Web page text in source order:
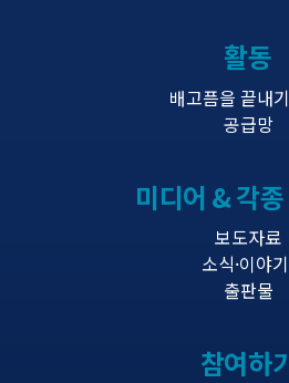
활동
배고픔을 끝내
공급망
미디어 & 각
보도자료
소식·이야기
출판물
참여하